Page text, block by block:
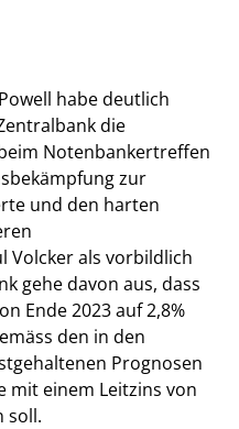
habe deutlich
die
Notenbankertreffen
zur
und den harten
Volcker als vorbildlich
gehe davon aus, dass
Ende 2023 auf 2,8%
den in den
Prognosen
mit einem Leitzins von
soll.